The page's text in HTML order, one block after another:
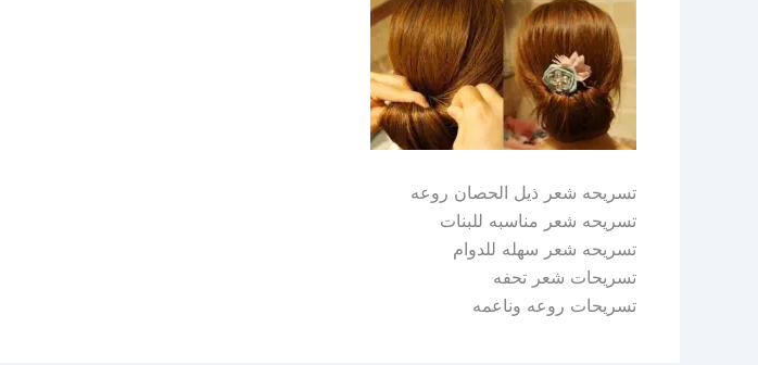
تسريحه شعر ذيل الحصان روعه
تسريحه شعر مناسبه للبنات
تسريحه شعر سهله للدوام
تسريحات شعر تحفه
تسريحات روعه وناعمه